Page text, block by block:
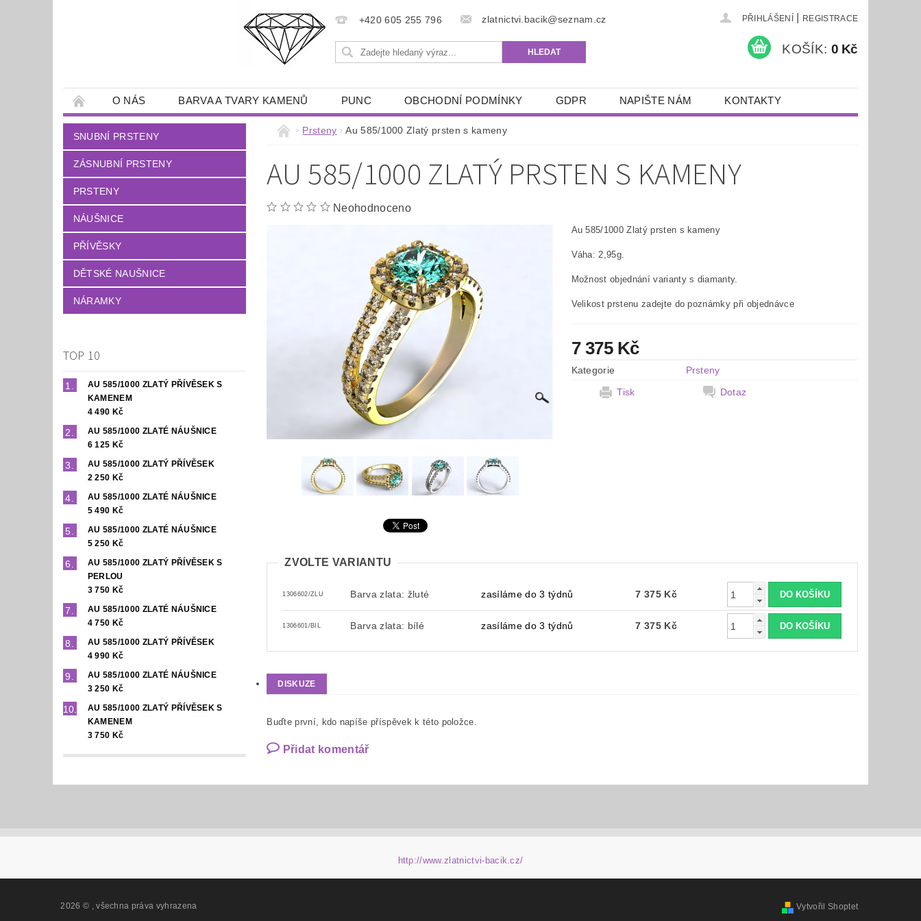
+420 605 255 796 zlatnictvi.bacik@seznam.cz PŘIHLÁŠENÍ REGISTRACE
KOŠÍK: 0 Kč
O NÁS BARVA A TVARY KAMENŮ PUNC OBCHODNÍ PODMÍNKY GDPR NAPIŠTE NÁM KONTAKTY
SNUBNÍ PRSTENY
ZÁSNUBNÍ PRSTENY
PRSTENY
NÁUŠNICE
PŘÍVĚSKY
DĚTSKÉ NAUŠNICE
NÁRAMKY
TOP 10
AU 585/1000 ZLATÝ PŘÍVĚSEK S
KAMENEM
4 490 Kč
AU 585/1000 ZLATÉ NÁUŠNICE
6 125 Kč
AU 585/1000 ZLATÝ PŘÍVĚSEK
2 250 Kč
AU 585/1000 ZLATÉ NÁUŠNICE
5 490 Kč
AU 585/1000 ZLATÉ NÁUŠNICE
5 250 Kč
AU 585/1000 ZLATÝ PŘÍVĚSEK S
PERLOU
3 750 Kč
AU 585/1000 ZLATÉ NÁUŠNICE
4 750 Kč
AU 585/1000 ZLATÝ PŘÍVĚSEK
4 990 Kč
AU 585/1000 ZLATÉ NÁUŠNICE
3 250 Kč
AU 585/1000 ZLATÝ PŘÍVĚSEK S
KAMENEM
3 750 Kč
Prsteny Au 585/1000 Zlatý prsten s kameny
AU 585/1000 ZLATÝ PRSTEN S KAMENY
Neohodnoceno
Au 585/1000 Zlatý prsten s kameny
Váha: 2,95g.
Možnost objednání varianty s diamanty.
Velikost prstenu zadejte do poznámky při objednávce
7 375 Kč
Kategorie
Prsteny
Tisk
Dotaz
ZVOLTE VARIANTU
1306602/ZLU Barva zlata: žluté zasíláme do 3 týdnů 7 375 Kč
1306601/BIL Barva zlata: bílé zasíláme do 3 týdnů 7 375 Kč
DISKUZE
Buďte první, kdo napíše příspěvek k této položce.
Přidat komentář
http://www.zlatnictvi-bacik.cz/
2026 © , všechna práva vyhrazena Vytvořil Shoptet